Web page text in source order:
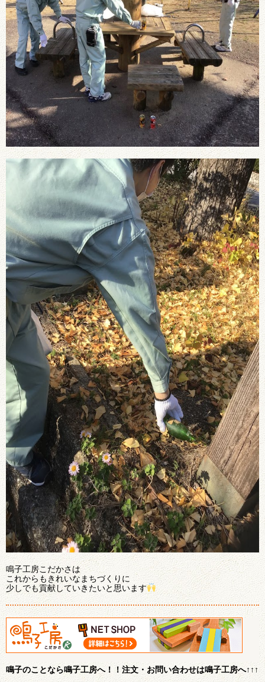
鳴子工房こだかさは
これからもきれいなまちづくりに
少しでも貢献していきたいと思います
鳴子のことなら鳴子工房へ！！注文・お問い合わせは鳴子工房へ↑↑↑